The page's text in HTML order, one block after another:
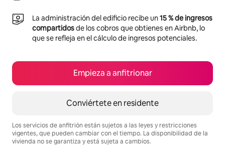
La administración del edificio recibe un15 % de ingresos
compartidosde los cobros que obtienes en Airbnb, lo
que se refleja en el cálculo de ingresos potenciales.
Empieza a anfitrionar
Conviértete en residente
Los servicios de anfitrión están sujetos a las leyes y restricciones
vigentes, que pueden cambiar con el tiempo. La disponibilidad de la
vivienda no se garantiza y está sujeta a cambios.